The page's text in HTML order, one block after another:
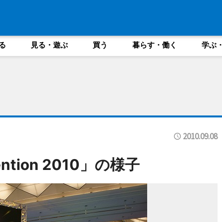
見る・遊ぶ 買う 暮らす・働く 学ぶ
2010.09.08
2010」の様子